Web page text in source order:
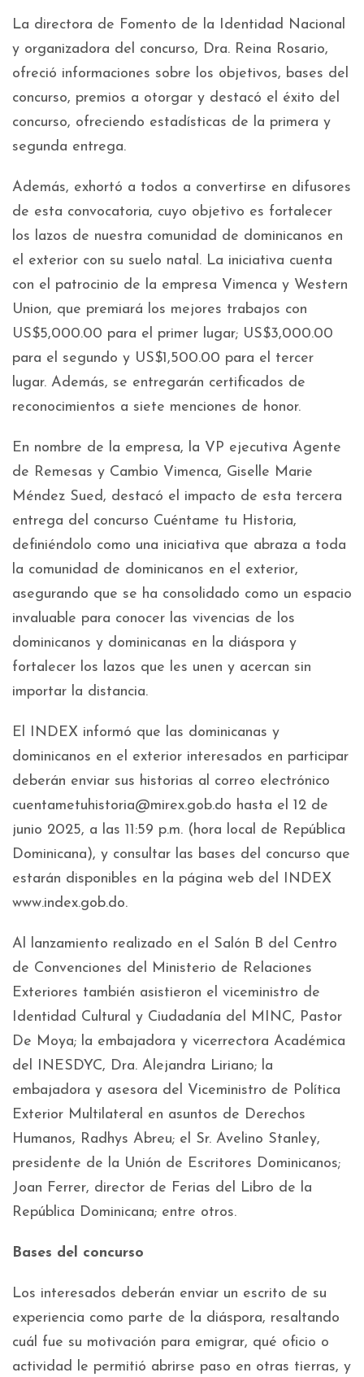
La directora de Fomento de la Identidad Nacional
y organizadora del concurso, Dra. Reina Rosario,
ofreció informaciones sobre los objetivos, bases del
concurso, premios a otorgar y destacó el éxito del
concurso, ofreciendo estadísticas de la primera y
segunda entrega.
Además, exhortó a todos a convertirse en difusores
de esta convocatoria, cuyo objetivo es fortalecer
los lazos de nuestra comunidad de dominicanos en
el exterior con su suelo natal. La iniciativa cuenta
con el patrocinio de la empresa Vimenca y Western
Union, que premiará los mejores trabajos con
US$5,000.00 para el primer lugar; US$3,000.00
para el segundo y US$1,500.00 para el tercer
lugar. Además, se entregarán certificados de
reconocimientos a siete menciones de honor.
En nombre de la empresa, la VP ejecutiva Agente
de Remesas y Cambio Vimenca, Giselle Marie
Méndez Sued, destacó el impacto de esta tercera
entrega del concurso Cuéntame tu Historia,
definiéndolo como una iniciativa que abraza a toda
la comunidad de dominicanos en el exterior,
asegurando que se ha consolidado como un espacio
invaluable para conocer las vivencias de los
dominicanos y dominicanas en la diáspora y
fortalecer los lazos que les unen y acercan sin
importar la distancia.
El INDEX informó que las dominicanas y
dominicanos en el exterior interesados en participar
deberán enviar sus historias al correo electrónico
cuentametuhistoria@mirex.gob.do hasta el 12 de
junio 2025, a las 11:59 p.m. (hora local de República
Dominicana), y consultar las bases del concurso que
estarán disponibles en la página web del INDEX
www.index.gob.do.
Al lanzamiento realizado en el Salón B del Centro
de Convenciones del Ministerio de Relaciones
Exteriores también asistieron el viceministro de
Identidad Cultural y Ciudadanía del MINC, Pastor
De Moya; la embajadora y vicerrectora Académica
del INESDYC, Dra. Alejandra Liriano; la
embajadora y asesora del Viceministro de Política
Exterior Multilateral en asuntos de Derechos
Humanos, Radhys Abreu; el Sr. Avelino Stanley,
presidente de la Unión de Escritores Dominicanos;
Joan Ferrer, director de Ferias del Libro de la
República Dominicana; entre otros.
Bases del concurso
Los interesados deberán enviar un escrito de su
experiencia como parte de la diáspora, resaltando
cuál fue su motivación para emigrar, qué oficio o
actividad le permitió abrirse paso en otras tierras, y